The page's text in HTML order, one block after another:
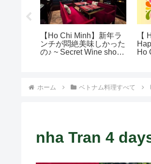
【Ho Chi Minh】新年ラ
ンチが悶絶美味しかった
の♪ ~ Secret Wine shop
【
Ho
ホーム ベトナム料理すべて
nha Tran 4